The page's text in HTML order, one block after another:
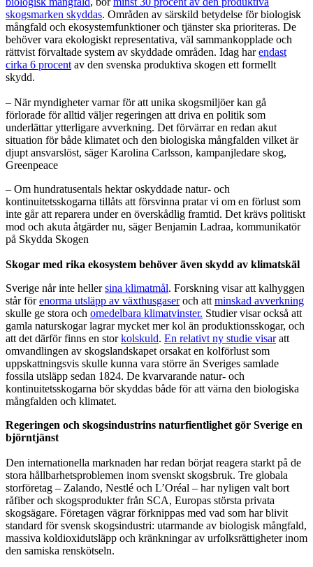
skogsmarken skyddas. Områden av särskild betydelse för biologisk
mångfald och ekosystemfunktioner och tjänster ska prioriteras. De
behöver vara ekologiskt representativa, väl sammankopplade och
rättvist förvaltade system av skyddade områden. Idag harendast
cirka 6 procent av den svenska produktiva skogen ett formellt
skydd.
– När myndigheter varnar för att unika skogsmiljöer kan gå
förlorade för alltid väljer regeringen att driva en politik som
underlättar ytterligare avverkning. Det förvärrar en redan akut
situation för både klimatet och den biologiska mångfalden vilket är
djupt ansvarslöst, säger Karolina Carlsson, kampanjledare skog,
Greenpeace
– Om hundratusentals hektar oskyddade natur- och
kontinuitetsskogarna tillåts att försvinna pratar vi om en förlust som
inte går att reparera under en överskådlig framtid. Det krävs politiskt
mod och akuta åtgärder nu, säger Benjamin Ladraa, kommunikatör
på Skydda Skogen
Skogar med rika ekosystem behöver även skydd av klimatskäl
Sverige når inte hellersina klimatmål. Forskning visar att kalhyggen
står förenorma utsläpp av växthusgaseroch att minskad avverkning
skulle ge stora och omedelbara klimatvinster. Studier visar också att
gamla naturskogar lagrar mycket mer kol än produktionsskogar, och
att det därför finns en storkolskuld. En relativt ny studie visaratt
omvandlingen av skogslandskapet orsakat en kolförlust som
uppskattningsvis skulle kunna vara större än Sveriges samlade
fossila utsläpp sedan 1824. De kvarvarande natur- och
kontinuitetsskogarna bör skyddas både för att värna den biologiska
mångfalden och klimatet.
Regeringen och skogsindustrins naturfientlighet gör Sverige en
björntjänst
Den internationella marknaden har redan börjat reagera starkt på de
stora hållbarhetsproblemen inom svenskt skogsbruk. Tre globala
storföretag – Zalando, Nestlé och L’Oréal – har nyligen valt bort
råfiber och skogsprodukter från SCA, Europas största privata
skogsägare. Företagen vägrar förknippas med vad som har blivit
standard för svensk skogsindustri: utarmande av biologisk mångfald,
massiva koldioxidutsläpp och kränkningar av urfolksrättigheter inom
den samiska renskötseln.